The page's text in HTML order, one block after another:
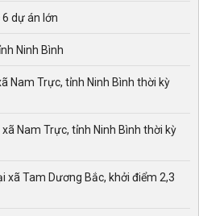
dự án lớn
Ninh Bình
Nam Trực, tỉnh Ninh Bình thời kỳ
Nam Trực, tỉnh Ninh Bình thời kỳ
xã Tam Dương Bắc, khởi điểm 2,3